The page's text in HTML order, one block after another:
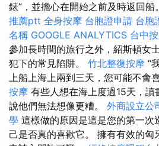
錶”，並擔心在開始之前及時返回船
推薦ptt 全身按摩 台胞證申請 台胞
名稱 GOOGLE ANALYTICS 台中
參加長時間的旅行之外，紹斯頓女
犯下的常見陷阱。 竹北整復按摩 “
上船上海上兩到三天，您可能不會
按摩 有些人想在海上度過15天，讀
說他們無法想像更糟。 外商設立公
學 這樣做的原因是這是您的第一次
己是否真的喜歡它。 擁有有效的匈